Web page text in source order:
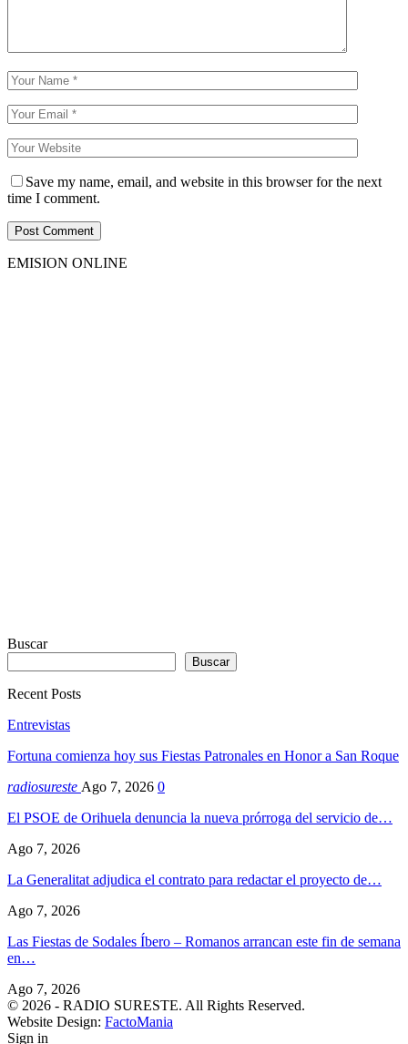
Save my name, email, and website in this browser for the next
time I comment.
EMISION ONLINE
Buscar
Buscar
Recent Posts
Entrevistas
Fortuna comienza hoy sus Fiestas Patronales en Honor a San Roque
radiosureste Ago 7, 2026 0
El PSOE de Orihuela denuncia la nueva prórroga del servicio de…
Ago 7, 2026
La Generalitat adjudica el contrato para redactar el proyecto de…
Ago 7, 2026
Las Fiestas de Sodales Íbero – Romanos arrancan este fin de semana
en…
Ago 7, 2026
© 2026 - RADIO SURESTE. All Rights Reserved.
Website Design: FactoMania
Sign in